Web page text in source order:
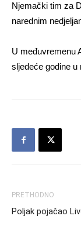
Njemački tim za
narednim
U međuvremenu
sljedeće godine u
PRETHODNO
Poljak pojačao